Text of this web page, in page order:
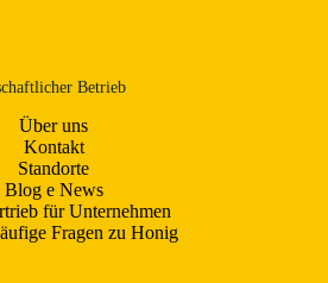
Betrieb
Über uns
Kontakt
Standorte
Blog e News
für Unternehmen
Fragen zu Honig